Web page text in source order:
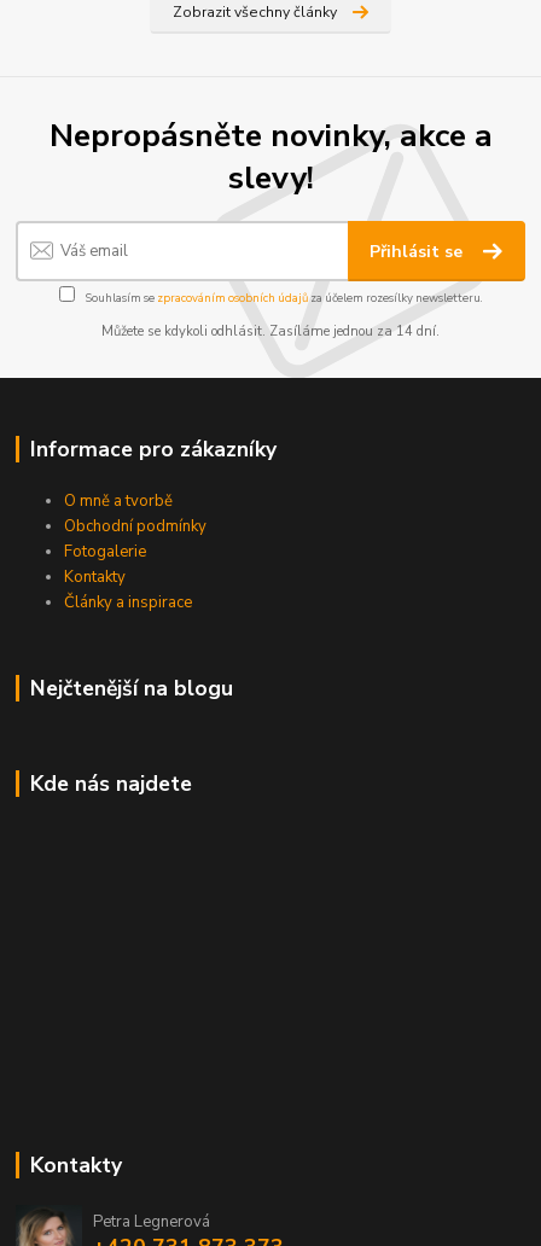
Zobrazit všechny články
Nepropásněte novinky, akce a
slevy!
Přihlásit se
Souhlasím se zpracováním osobních údajůza účelem rozesílky newsletteru.
Můžete se kdykoli odhlásit. Zasíláme jednou za 14 dní.
Informace pro zákazníky
O mně a tvorbě
Obchodní podmínky
Fotogalerie
Kontakty
Články a inspirace
Nejčtenější na blogu
Kde nás najdete
Kontakty
Petra Legnerová